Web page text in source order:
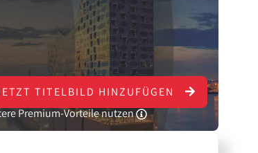
TITELBILD HINZUFÜGEN
Premium-Vorteile nutzen